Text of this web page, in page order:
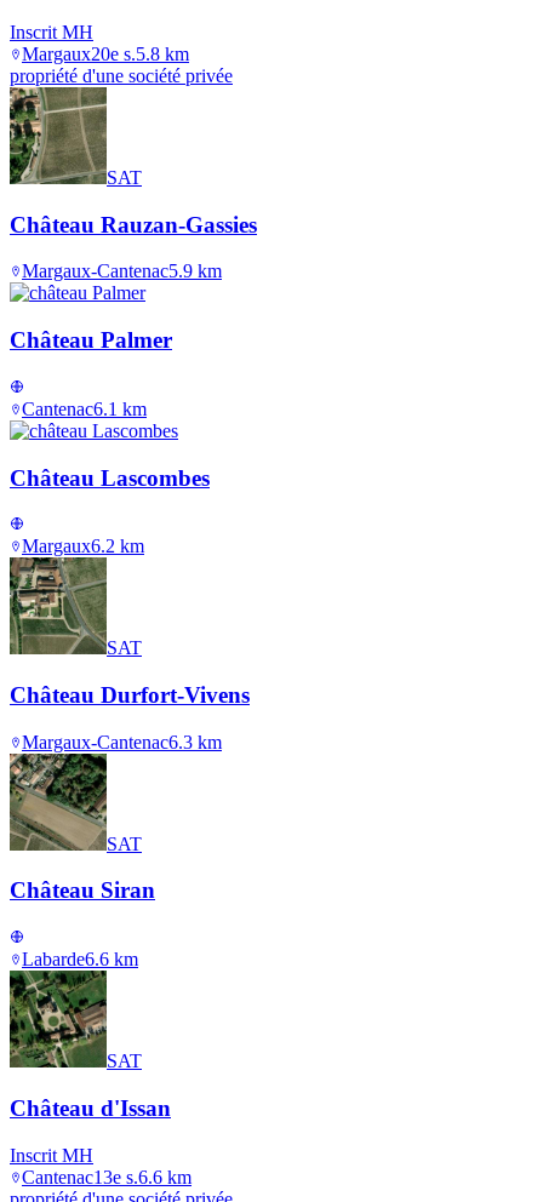
Inscrit MH
Margaux20e s.5.8 km
propriété d'une société privée
SAT
Château Rauzan-Gassies
Margaux-Cantenac5.9 km
Château Palmer
Cantenac6.1 km
Château Lascombes
Margaux6.2 km
SAT
Château Durfort-Vivens
Margaux-Cantenac6.3 km
SAT
Château Siran
Labarde6.6 km
SAT
Château d'Issan
Inscrit MH
Cantenac13e s.6.6 km